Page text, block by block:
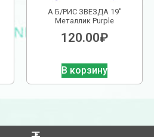
А Б/РИС ЗВЕЗДА 19″
Металлик Purple
120.00₽
В корзину